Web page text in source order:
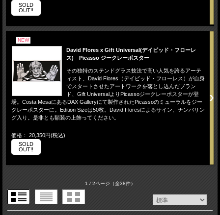
SOLD
OUT!!
NEW
David Flores x Gift Universal(デイビッド・フローレ
ス) Picasso ジークレーポスター
その独特のステンドグラス技法で高い人気を誇るアーテ
ィスト、David Flores（デイビッド・フローレス）が自身
でスタートさせたアートワークを落とし込んだブラン
ド、Gift UniversalよりPicassoジークレーポスターが登
場。Costa MesaにあるDAX Galleryにて製作されたPicassoのミューラルをジー
クレーポスターに。Edition Sizeは50枚。David Floresによるサイン、ナンバリン
グ入り。是非とも額装の上飾ってください。
価格： 20,350円(税込)
SOLD
OUT!!
1 / 2ページ（全38件）